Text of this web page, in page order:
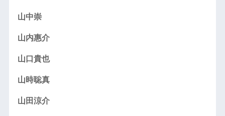
山中崇
山内惠介
山口貴也
山時聡真
山田涼介